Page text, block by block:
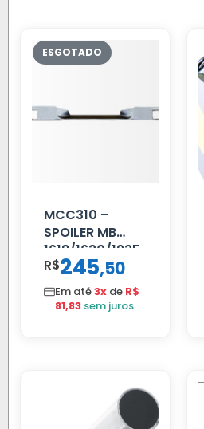
MCC310 –
SPOILER MB
1618/1630/1935
02 FAR
R$245,50
Em até3x de R$
81,83 sem juros